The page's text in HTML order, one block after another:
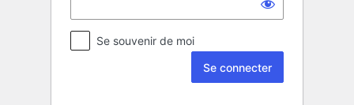
Se souvenir de moi